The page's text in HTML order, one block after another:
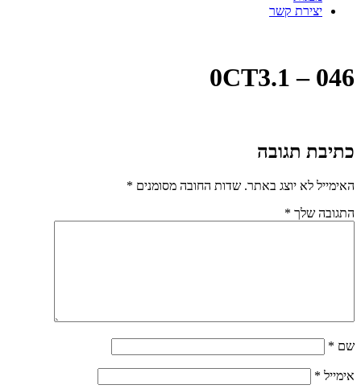
יצירת קשר
0CT3.1 – 046
כתיבת תגובה
האימייל לא יוצג באתר. שדות החובה מסומנים *
התגובה שלך *
שם *
אימייל *